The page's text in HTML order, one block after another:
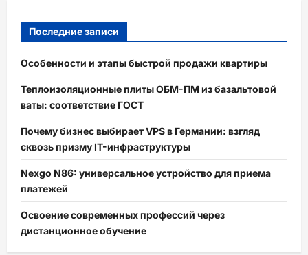
Последние записи
Особенности и этапы быстрой продажи квартиры
Теплоизоляционные плиты ОБМ-ПМ из базальтовой
ваты: соответствие ГОСТ
Почему бизнес выбирает VPS в Германии: взгляд
сквозь призму IT-инфраструктуры
Nexgo N86: универсальное устройство для приема
платежей
Освоение современных профессий через
дистанционное обучение